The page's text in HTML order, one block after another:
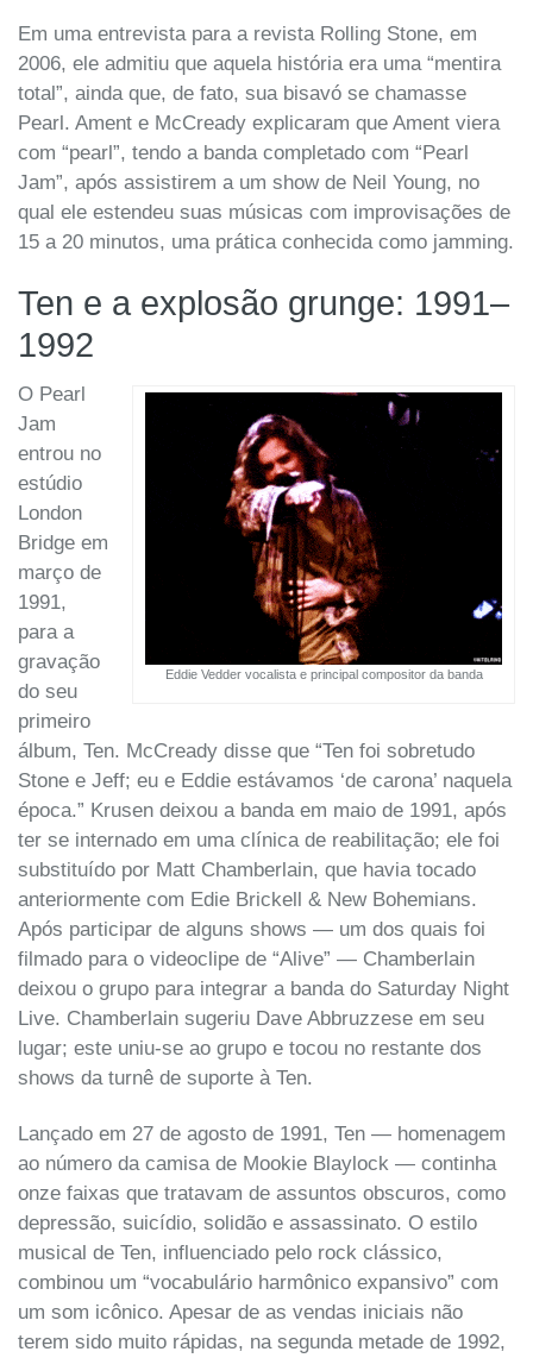
Em uma entrevista para a revista Rolling Stone, em
2006, ele admitiu que aquela história era uma “mentira
total”, ainda que, de fato, sua bisavó se chamasse
Pearl. Ament e McCready explicaram que Ament viera
com “pearl”, tendo a banda completado com “Pearl
Jam”, após assistirem a um show de Neil Young, no
qual ele estendeu suas músicas com improvisações de
15 a 20 minutos, uma prática conhecida como jamming.
Ten e a explosão grunge: 1991–
1992
Eddie Vedder vocalista e principal compositor da banda
O Pearl
Jam
entrou no
estúdio
London
Bridge em
março de
1991,
para a
gravação
do seu
primeiro
álbum, Ten. McCready disse que “Ten foi sobretudo
Stone e Jeff; eu e Eddie estávamos ‘de carona’ naquela
época.” Krusen deixou a banda em maio de 1991, após
ter se internado em uma clínica de reabilitação; ele foi
substituído por Matt Chamberlain, que havia tocado
anteriormente com Edie Brickell & New Bohemians.
Após participar de alguns shows — um dos quais foi
filmado para o videoclipe de “Alive” — Chamberlain
deixou o grupo para integrar a banda do Saturday Night
Live. Chamberlain sugeriu Dave Abbruzzese em seu
lugar; este uniu-se ao grupo e tocou no restante dos
shows da turnê de suporte à Ten.
Lançado em 27 de agosto de 1991, Ten — homenagem
ao número da camisa de Mookie Blaylock — continha
onze faixas que tratavam de assuntos obscuros, como
depressão, suicídio, solidão e assassinato. O estilo
musical de Ten, influenciado pelo rock clássico,
combinou um “vocabulário harmônico expansivo” com
um som icônico. Apesar de as vendas iniciais não
terem sido muito rápidas, na segunda metade de 1992,